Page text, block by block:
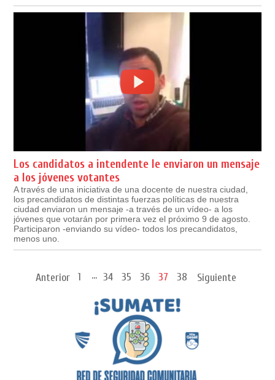
Los candidatos a intendente le enviaron un mensaje
a los jóvenes votantes
A través de una iniciativa de una docente de nuestra ciudad,
los precandidatos de distintas fuerzas políticas de nuestra
ciudad enviaron un mensaje -a través de un vídeo- a los
jóvenes que votarán por primera vez el próximo 9 de agosto.
Participaron -enviando su vídeo- todos los precandidatos,
menos uno.
Anterior 1 ... 34 35 36 37 38 Siguiente